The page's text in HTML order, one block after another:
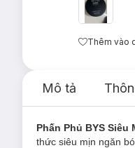
Thêm vào
Mô tả
Phấn Phủ BYS Siêu
thức siêu mịn ngăn